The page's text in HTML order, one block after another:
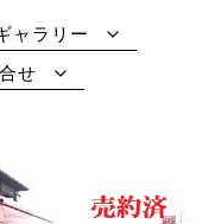
ャラリー
せ